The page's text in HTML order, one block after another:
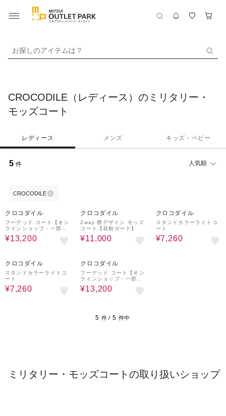
お探しのアイテムは？
CROCODILE（レディース）のミリタリー・
モッズコート
レディース メンズ キッズ・ベビー
5 件 人気順
CROCODILE
クロコダイル
フーデッド コート【オン
ラインショップ・一部店
舗限定】
¥13,200
クロコダイル
2way 襟デザイン モッズ
コート【花粉ガード】
¥11,000
クロコダイル
スタンドカラーライトコ
ート
¥7,260
クロコダイル
スタンドカラーライトコ
ート
¥7,260
クロコダイル
フーデッド コート【オン
ラインショップ・一部店
舗限定】
¥13,200
5 件 / 5 件中
ミリタリー・モッズコートの取り扱いショップ